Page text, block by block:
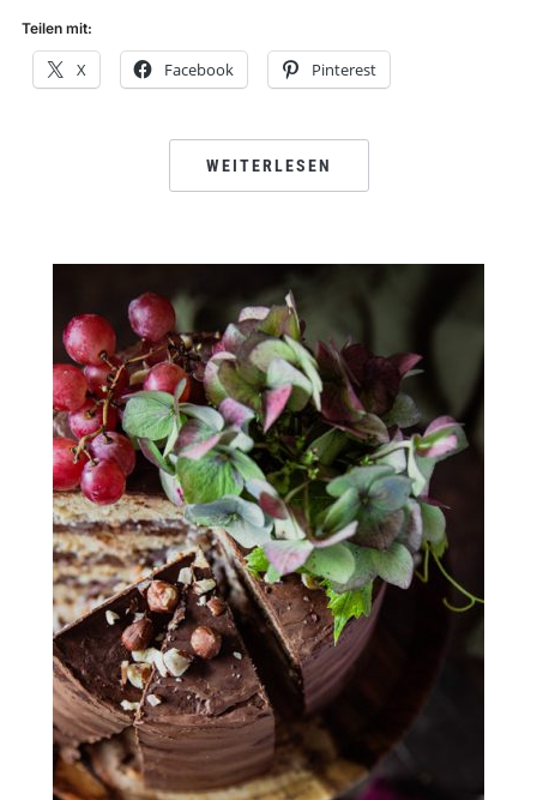
Teilen mit:
X Facebook Pinterest
WEITERLESEN